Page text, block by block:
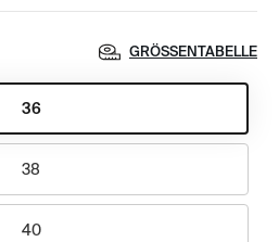
GRÖSSENTABELLE
36
38
40